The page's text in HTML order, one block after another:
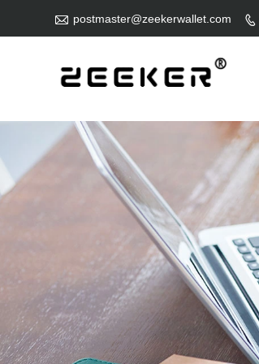
 postmaster@zeekerwallet.com 